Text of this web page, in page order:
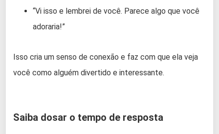
“Vi isso e lembrei de você. Parece algo que você
adoraria!”
Isso cria um senso de conexão e faz com que ela veja
você como alguém divertido e interessante.
Saiba dosar o tempo de resposta